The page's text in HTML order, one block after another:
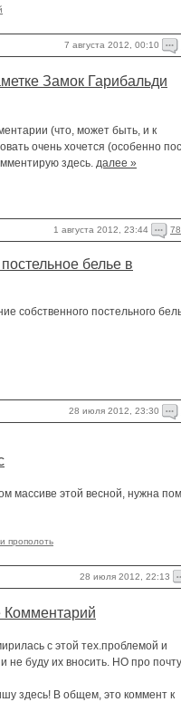
7 августа 2012, 00:10
Замок Гарибальди
(что, может быть, и к
очень хочется (особенно
здесь. далее »
1 августа 2012, 23:44 78
белье в
собственного постельного
28 июля 2012, 23:30
массиве этой весной, нужна
прополоть
28 июля 2012, 22:13
Комментарий
с этой тех.проблемой и
не буду их вносить. НО про
здесь! В общем, это коммент к